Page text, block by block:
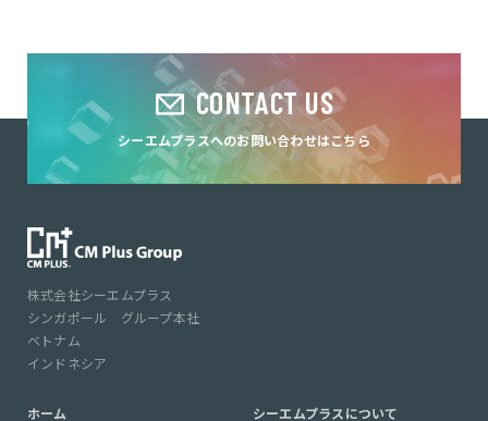
CONTACT US
シーエムプラスへのお問い合わせはこちら
株式会社シーエムプラス
シンガポール グループ本社
ベトナム
インドネシア
ホーム シーエムプラスについて